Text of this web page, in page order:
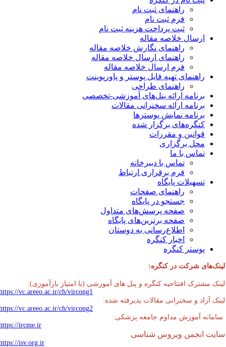
راهنمای ثبت نام
فرم ثبت نام
ثبت پرداخت هزینه ثبت نام
ارسال خلاصه مقاله
راهنمای نگارش خلاصه مقاله
راهنمای ارسال خلاصه مقاله
فرم ارسال خلاصه مقاله
راهنمای تهیه فایل پوستر و پاورپوینت
راهنمای طراحی
برنامه ارائه پنل‌های آموزشی-تخصصی
برنامه ارائه سخنرانی مقالات
برنامه نمایش پوسترها
کنگره‌های برگزار شده
قوانین و مقررات
محل برگزاری
تماس با ما
تماس با دبیرخانه
فرم برقراری ارتباط
تسهیلات پایگاه
راهنمای صفحات
جستجو در پایگاه
صفحه پرسش‌های متداول
صفحه برترین‌های پایگاه
اطلاع‌رسانی به دوستان
اخبار کنگره
پوستر کنگره
شرکت در کنگره:
مشترک افتتاحیه کنگره و پنل های آموزشی (با امتیاز بازآموزی):
https://vc.areeo.ac.ir/ch/vircong1
آزاد و سخنرانی مقالات پذیرفته شده:
https://vc.areeo.ac.ir/ch/vircong2
آموزش مداوم جامعه پزشکی:
https://ircme.ir
انجمن ویروس شناسی
https://isv.org.ir